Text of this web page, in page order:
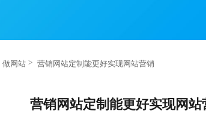
做网站 营销网站定制能更好实现网站营销
营销网站定制能更好实现网站